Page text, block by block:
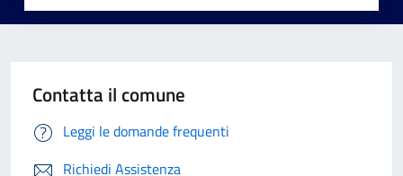
Contatta il comune
Leggi le domande frequenti
Richiedi Assistenza